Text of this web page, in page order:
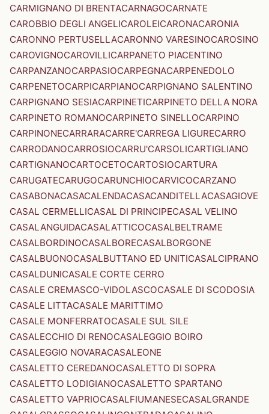
CARMIGNANO DI BRENTACARNAGOCARNATE
CAROBBIO DEGLI ANGELICAROLEICARONACARONIA
CARONNO PERTUSELLACARONNO VARESINOCAROSINO
CAROVIGNOCAROVILLICARPANETO PIACENTINO
CARPANZANOCARPASIOCARPEGNACARPENEDOLO
CARPENETOCARPICARPIANOCARPIGNANO SALENTINO
CARPIGNANO SESIACARPINETICARPINETO DELLA NORA
CARPINETO ROMANOCARPINETO SINELLOCARPINO
CARPINONECARRARACARRE'CARREGA LIGURECARRO
CARRODANOCARROSIOCARRU'CARSOLICARTIGLIANO
CARTIGNANOCARTOCETOCARTOSIOCARTURA
CARUGATECARUGOCARUNCHIOCARVICOCARZANO
CASABONACASACALENDACASACANDITELLACASAGIOVE
CASAL CERMELLICASAL DI PRINCIPECASAL VELINO
CASALANGUIDACASALATTICOCASALBELTRAME
CASALBORDINOCASALBORECASALBORGONE
CASALBUONOCASALBUTTANO ED UNITICASALCIPRANO
CASALDUNICASALE CORTE CERRO
CASALE CREMASCO-VIDOLASCOCASALE DI SCODOSIA
CASALE LITTACASALE MARITTIMO
CASALE MONFERRATOCASALE SUL SILE
CASALECCHIO DI RENOCASALEGGIO BOIRO
CASALEGGIO NOVARACASALEONE
CASALETTO CEREDANOCASALETTO DI SOPRA
CASALETTO LODIGIANOCASALETTO SPARTANO
CASALETTO VAPRIOCASALFIUMANESECASALGRANDE